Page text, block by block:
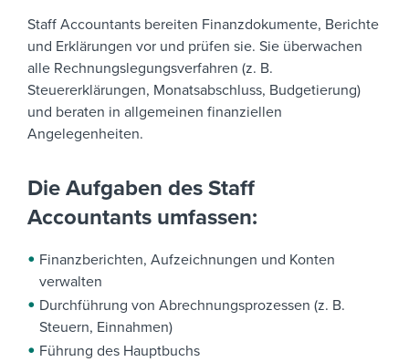
Staff Accountants bereiten Finanzdokumente, Berichte
und Erklärungen vor und prüfen sie. Sie überwachen
alle Rechnungslegungsverfahren (z. B.
Steuererklärungen, Monatsabschluss, Budgetierung)
und beraten in allgemeinen finanziellen
Angelegenheiten.
Die Aufgaben des Staff
Accountants umfassen:
Finanzberichten, Aufzeichnungen und Konten
verwalten
Durchführung von Abrechnungsprozessen (z. B.
Steuern, Einnahmen)
Führung des Hauptbuchs